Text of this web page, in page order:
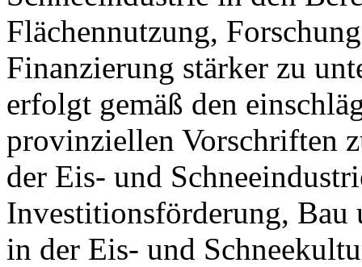
Flächennutzung,
Finanzierung stärker zu
erfolgt gemäß den
provinziellen Vorschriften
der Eis- und
Investitionsförderung,
in der Eis- und